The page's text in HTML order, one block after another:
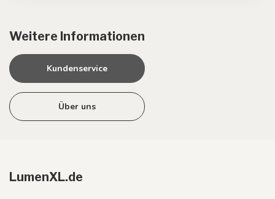
Weitere Informationen
Kundenservice
Über uns
LumenXL.de